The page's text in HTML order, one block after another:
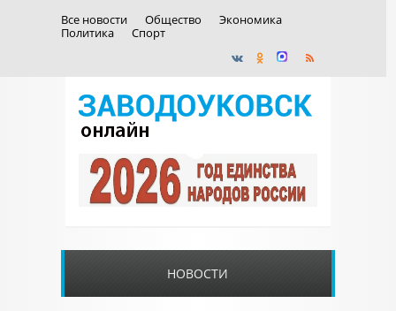
Все новости Общество
Экономика
Политика
Спорт
НОВОСТИ